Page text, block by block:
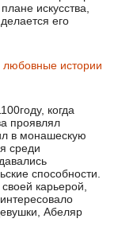
искусства,
его
любовные истории
когда
проявлял
в монашескую
среди
способности.
карьерой,
Абеляр